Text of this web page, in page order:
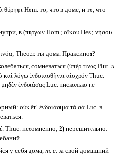
θύρηφι Hom. то, что в доме, и то, что
в (πύργων Hom.; οἴκου Hes.; νήσου
Theocr. ты дома, Праксиноя?
сомневаться (ὑπέρ τινος Plut. и
καὶ λόγῳ ἐνδοιασθῆναι αἰσχρόν Thuc.
ἐνδοιάσας Luc. нисколько не
οὐκ ἔτ᾽ ἐνδοιάσιμα τὰ σά Luc. в
Thuc. несомненно; 2)нерешительно:
у себя дома, т. е. за свой домашний